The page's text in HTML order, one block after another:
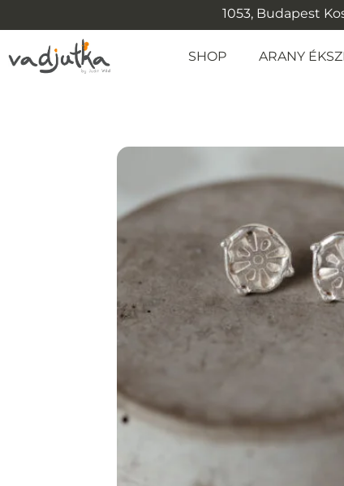
1053, Budapest
SHOP ARANY